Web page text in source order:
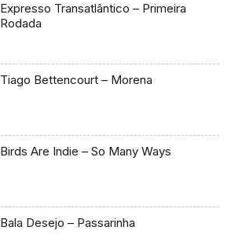
Expresso Transatlântico – Primeira
Rodada
Tiago Bettencourt – Morena
Birds Are Indie – So Many Ways
Bala Desejo – Passarinha